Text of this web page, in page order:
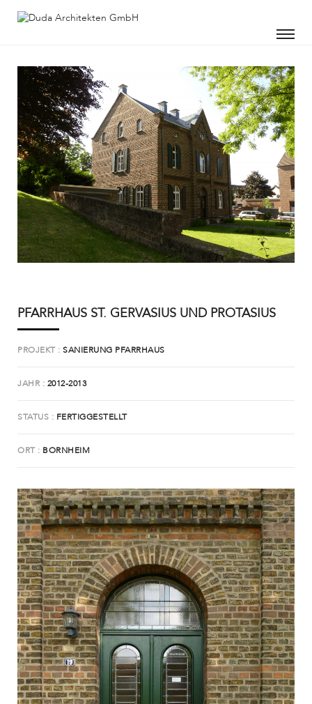
PFARRHAUS ST. GERVASIUS UND PROTASIUS
PROJEKT SANIERUNG PFARRHAUS
JAHR 2012-2013
STATUS FERTIGGESTELLT
ORT BORNHEIM